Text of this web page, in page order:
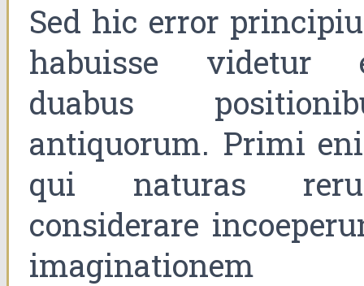
Sed hic error
habuisse videtur
duabus
antiquorum. Primi
qui naturas
considerare
imaginationem